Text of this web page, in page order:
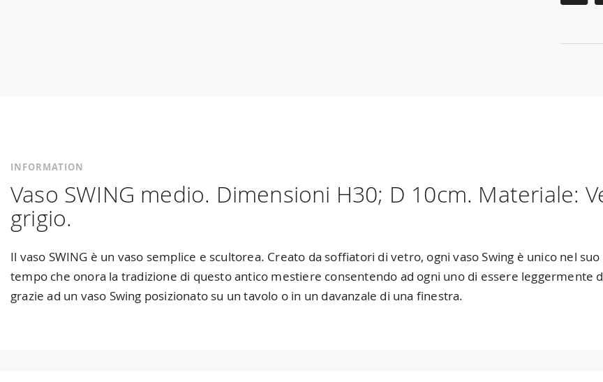
gallery
INFORMATION
Vaso SWING medio. Dimensioni H30; D 10cm. Materiale:
grigio.
Il vaso SWING è un vaso semplice e scultorea. Creato da soffiatori di vetro, ogni vaso Swing è unico nel
tempo che onora la tradizione di questo antico mestiere consentendo ad ogni uno di essere leggermente
grazie ad un vaso Swing posizionato su un tavolo o in un davanzale di una finestra.